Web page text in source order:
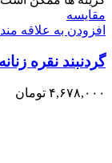
مقایسه
افزودن به علاقه
گردنبند نقره
۴,۶۷۸,۰۰۰ تومان